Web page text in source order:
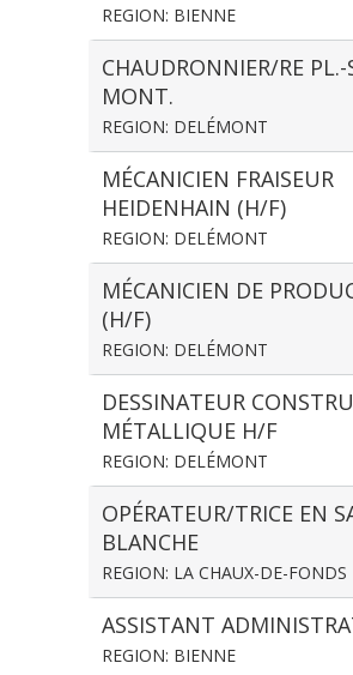
REGION: BIENNE
CHAUDRONNIER/RE
MONT.
REGION: DELÉMONT
MÉCANICIEN FRAISEUR
HEIDENHAIN (H/F)
REGION: DELÉMONT
MÉCANICIEN DE
(H/F)
REGION: DELÉMONT
DESSINATEUR
MÉTALLIQUE H/F
REGION: DELÉMONT
OPÉRATEUR/TRICE EN
BLANCHE
REGION: LA CHAUX-DE-FONDS
ASSISTANT
REGION: BIENNE